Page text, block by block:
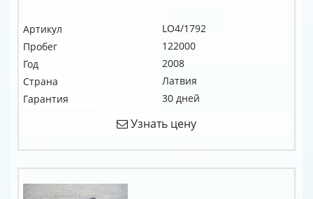
Артикул
LO4/1792
Пробег
122000
Год
2008
Страна
Латвия
Гарантия
30 дней
Узнать цену